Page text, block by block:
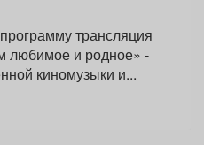
трансляция
любимое и родное» -
киномузыки и...